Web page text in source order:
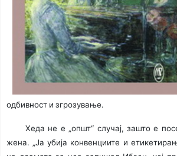
одбивност и згрозување.
Хеда не е „општ“ случај, зашто е
жена. „Ја убија конвенциите и